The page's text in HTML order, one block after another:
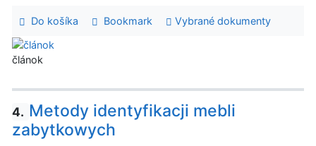
Do košíka Bookmark Vybrané dokumenty
článok
4. Metody identyfikacji mebli
zabytkowych